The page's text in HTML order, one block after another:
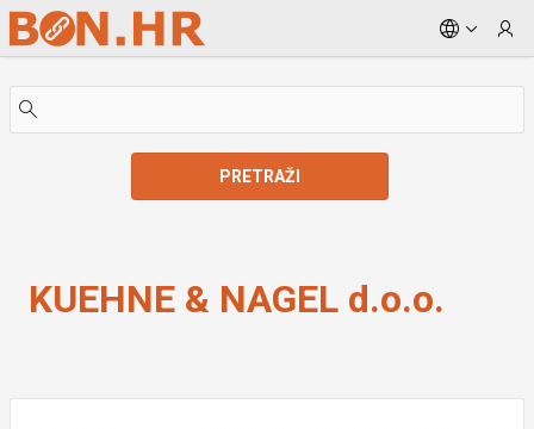
Skip to Main Content
PRETRAŽI
KUEHNE & NAGEL d.o.o.